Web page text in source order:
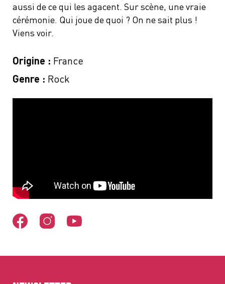
aussi de ce qui les agacent. Sur scène, une vraie
cérémonie. Qui joue de quoi ? On ne sait plus !
Viens voir.
Origine : France
Genre : Rock